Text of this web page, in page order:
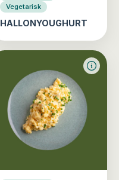
Vegetarisk
HALLONYOUGHURT